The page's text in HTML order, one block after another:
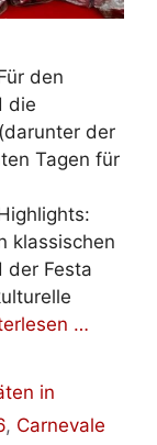
den
die
der
Tagen für
klassischen
der Festa
…
in
, Carnevale